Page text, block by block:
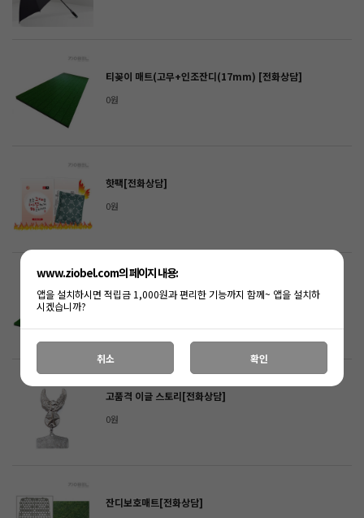
티꽂이 매트(고무+인조잔디(17mm) [전화상담]
0원
핫팩[전화상담]
0원
티매트(고무+인조잔디(17mm) [전화상담]
고품격 이글 스토리[전화상담]
0원
잔디보호매트[전화상담]
www.ziobel.com의 페이지 내용:
앱을 설치하시면 적립금 1,000원과 편리한 기능까지 함께~ 앱을 설치하
시겠습니까?
취소 확인